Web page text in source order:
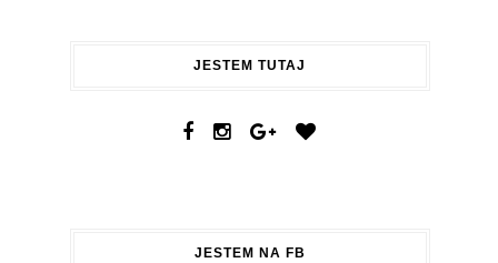
JESTEM TUTAJ
JESTEM NA FB